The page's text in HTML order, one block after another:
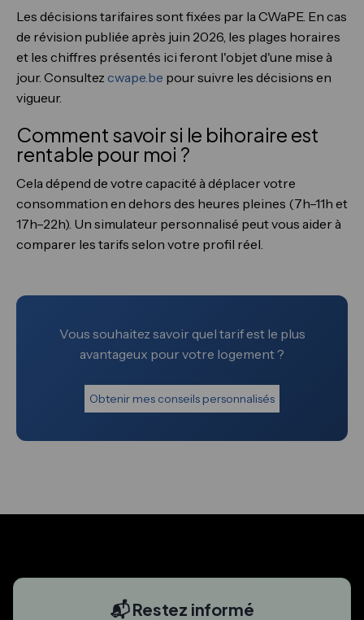
Les décisions tarifaires sont fixées par la CWaPE. En cas
de révision publiée après juin 2026, les plages horaires
et les chiffres présentés ici feront l'objet d'une mise à
jour. Consultez cwape.be pour suivre les décisions en
vigueur.
Comment savoir si le bihoraire est
rentable pour moi ?
Cela dépend de votre capacité à déplacer votre
consommation en dehors des heures pleines (7h–11h et
17h–22h). Un simulateur personnalisé peut vous aider à
comparer les tarifs selon votre profil réel.
Vous souhaitez savoir quel tarif est le plus
avantageux pour votre logement ?
Obtenir mes conseils personnalisés
📬 Restez informé